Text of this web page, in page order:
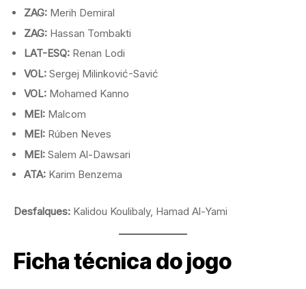
ZAG: Merih Demiral
ZAG: Hassan Tombakti
LAT-ESQ: Renan Lodi
VOL: Sergej Milinković-Savić
VOL: Mohamed Kanno
MEI: Malcom
MEI: Rúben Neves
MEI: Salem Al-Dawsari
ATA: Karim Benzema
Desfalques: Kalidou Koulibaly, Hamad Al-Yami
Ficha técnica do jogo